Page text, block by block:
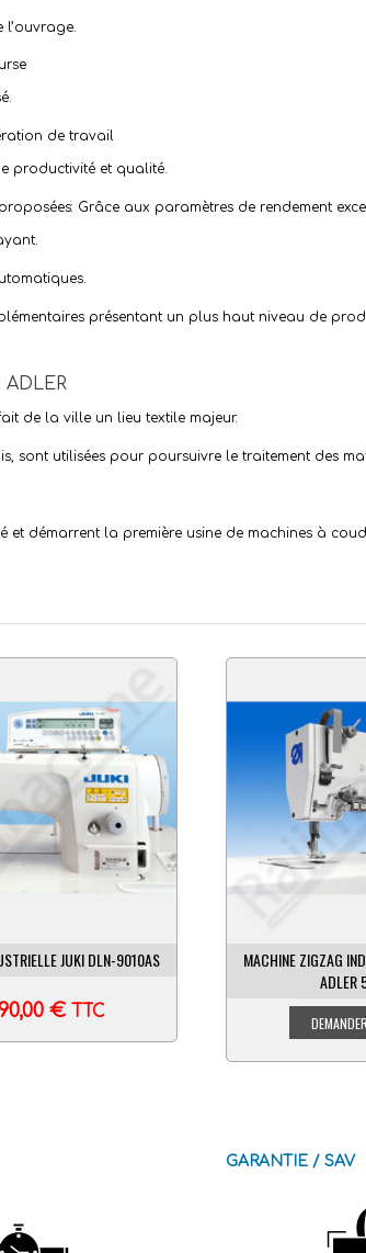
de travail
productivité et qualité.
Grâce aux paramètres de rendement
présentant un plus haut niveau de
ADLER
de la ville un lieu textile majeur.
sont utilisées pour poursuivre le traitement des
et démarrent la première usine de machines à
JUKI DLN-9010AS
€ TTC
MACHINE ZIGZAG
ADLER
GARANTIE / SAV